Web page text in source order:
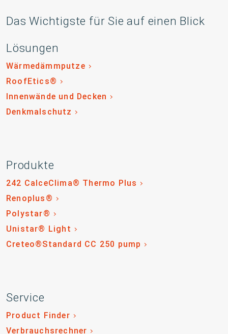
Das Wichtigste für Sie auf einen Blick
Lösungen
Wärmedämmputze
RoofEtics®
Innenwände und Decken
Denkmalschutz
Produkte
242 CalceClima® Thermo Plus
Renoplus®
Polystar®
Unistar® Light
Creteo®Standard CC 250 pump
Service
Product Finder
Verbrauchsrechner